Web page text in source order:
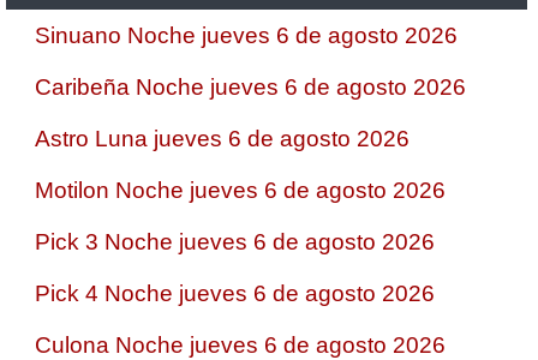
Sinuano Noche jueves 6 de agosto 2026
Caribeña Noche jueves 6 de agosto 2026
Astro Luna jueves 6 de agosto 2026
Motilon Noche jueves 6 de agosto 2026
Pick 3 Noche jueves 6 de agosto 2026
Pick 4 Noche jueves 6 de agosto 2026
Culona Noche jueves 6 de agosto 2026